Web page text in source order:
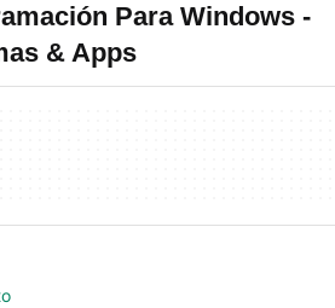
Para Windows -
& Apps